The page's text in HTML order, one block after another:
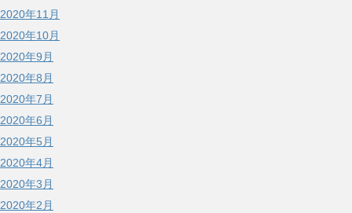
2020年11月
2020年10月
2020年9月
2020年8月
2020年7月
2020年6月
2020年5月
2020年4月
2020年3月
2020年2月